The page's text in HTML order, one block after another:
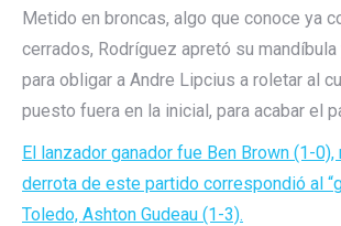
Metido en broncas, algo que conoce ya
cerrados, Rodríguez apretó su mandíbula
para obligar a Andre Lipcius a roletar al
puesto fuera en la inicial, para acabar el
El lanzador ganador fue Ben Brown (1-
derrota de este partido correspondió al
Toledo, Ashton Gudeau (1-3).